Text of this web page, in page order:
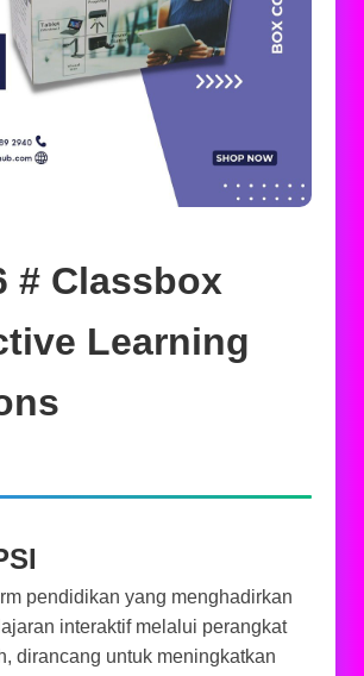
# Classbox
Learning
pendidikan yang menghadirkan
interaktif melalui perangkat
dirancang untuk meningkatkan